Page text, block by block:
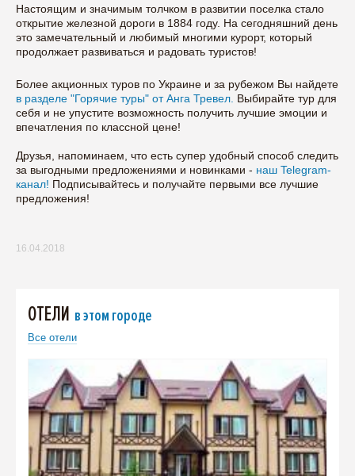
Настоящим и значимым толчком в развитии поселка стало
открытие железной дороги в 1884 году. На сегодняшний день
это замечательный и любимый многими курорт, который
продолжает развиваться и радовать туристов!
Более акционных туров по Украине и за рубежом Вы найдете
в разделе "Горячие туры" от Анга Тревел. Выбирайте тур для
себя и не упустите возможность получить лучшие эмоции и
впечатления по классной цене!
Друзья, напоминаем, что есть супер удобный способ следить
за выгодными предложениями и новинками - наш Telegram-
канал! Подписывайтесь и получайте первыми все лучшие
предложения!
16.04.2018
ОТЕЛИ в этом городе
Все отели